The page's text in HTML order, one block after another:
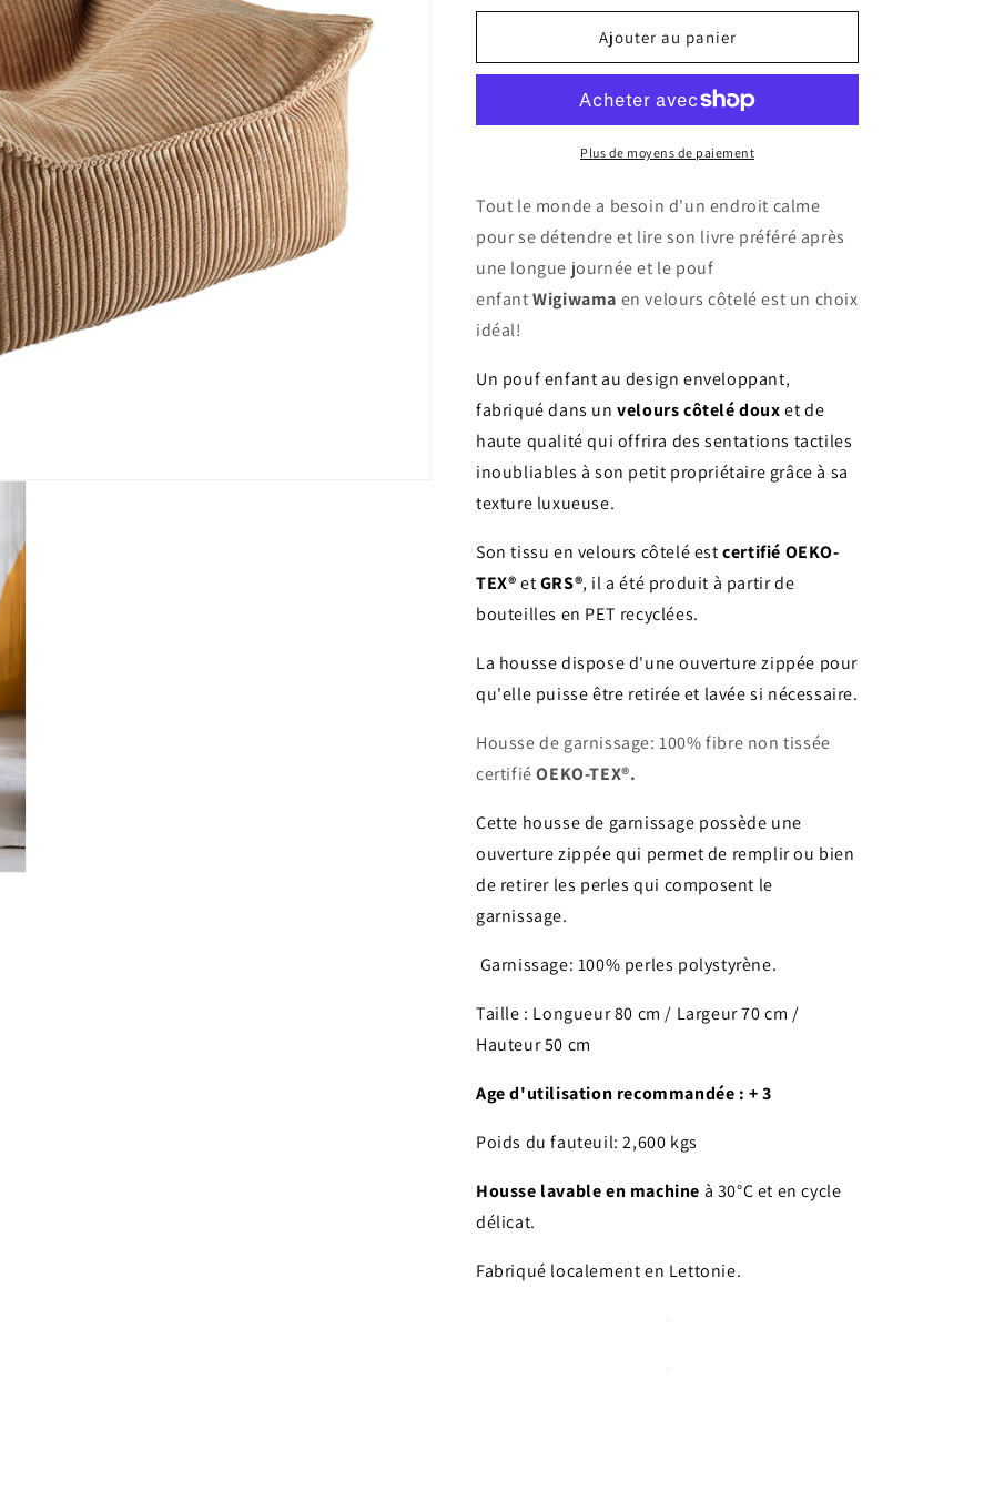
quantité
Pouf
côtelé
QUADRO
quantité
de
Pouf
velours
côtelé
QUADRO
Ajouter au panier
Plus de moyens de paiement
Tout le monde a besoin d'un endroit calme
pour se détendre et lire son livre préféré après
une longue journée et le pouf
enfantWigiwama en velours côtelé est un choix
idéal!
Un pouf enfant au design enveloppant,
fabriqué dans un velours côtelé douxet de
haute qualité qui offrira des sentations tactiles
inoubliables à son petit propriétaire grâce à sa
texture luxueuse.
Son tissu en velours côtelé est certifié OEKO-
TEX®etGRS®, il a été produit à partir de
bouteilles en PET recyclées.
La housse dispose d'une ouverture zippée pour
qu'elle puisse être retirée et lavée si nécessaire.
Housse de garnissage: 100% fibre non tissée
certifiéOEKO-TEX®.
Cette housse de garnissage possède une
ouverture zippée qui permet de remplir ou bien
de retirer les perles qui composent le
garnissage.
Garnissage: 100% perles polystyrène.
Taille : Longueur 80 cm / Largeur 70 cm /
Hauteur 50 cm
Age d'utilisation recommandée : + 3
Poids du fauteuil: 2,600 kgs
Housse lavable en machine à 30°C et en cycle
délicat.
Fabriqué localement en Lettonie.